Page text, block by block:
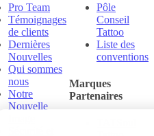
Pro Team
Témoignages
de clients
Dernières
Nouvelles
Qui sommes
nous
Notre
Nouvelle
Pôle
Conseil
Tattoo
Liste des
conventions
Marques
Partenaires